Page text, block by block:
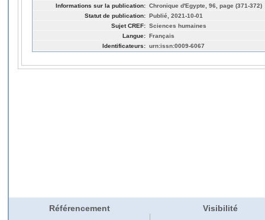
Informations sur la publication: Chronique d'Egypte, 96, page (371-372)
Statut de publication: Publié, 2021-10-01
Sujet CREF: Sciences humaines
Langue: Français
Identificateurs: urn:issn:0009-6067
Référencement Visibilité